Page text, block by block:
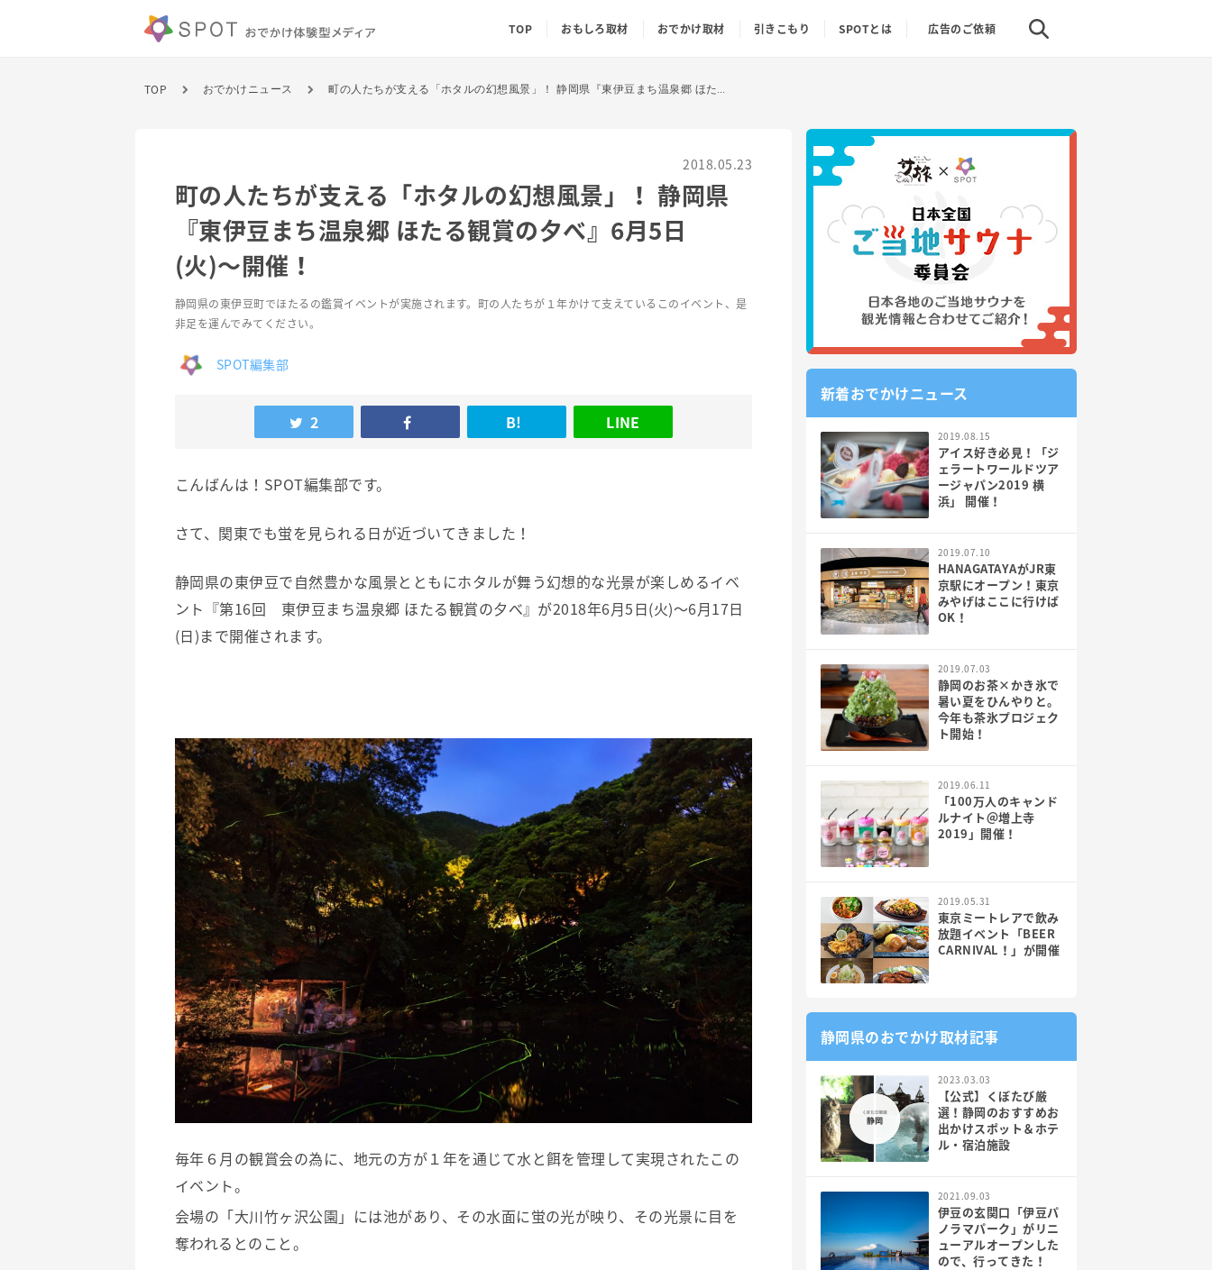
TOP おもしろ取材 おでかけ取材 引きこもり SPOTとは 広告のご依頼
TOP おでかけニュース
2018.05.23
町の人たちが支える「ホタルの幻想風景」！ 静岡県
『東伊豆まち温泉郷 ほたる観賞の夕べ』6月5日
(火)〜開催！
静岡県の東伊豆町でほたるの鑑賞イベントが実施されます。町の人たちが１年かけて支えているこのイベント、是
非足を運んでみてください。
SPOT編集部
2 B! LINE
こんばんは！SPOT編集部です。
さて、関東でも蛍を見られる日が近づいてきました！
静岡県の東伊豆で自然豊かな風景とともにホタルが舞う幻想的な光景が楽しめるイベ
ント『第16回 東伊豆まち温泉郷 ほたる観賞の夕べ』が2018年6月5日(火)～6月17日
(日)まで開催されます。
毎年６月の観賞会の為に、地元の方が１年を通じて水と餌を管理して実現されたこの
イベント。
会場の「大川竹ヶ沢公園」には池があり、その水面に蛍の光が映り、その光景に目を
奪われるとのこと。
新着おでかけニュース
2019.08.15
アイス好き必見！「ジ
ェラートワールドツア
ージャパン2019 横
浜」 開催！
2019.07.10
HANAGATAYAがJR東
京駅にオープン！東京
みやげはここに行けば
OK！
2019.07.03
静岡のお茶×かき氷で
暑い夏をひんやりと。
今年も茶氷プロジェク
ト開始！
2019.06.11
「100万人のキャンド
ルナイト＠増上寺
2019」開催！
2019.05.31
東京ミートレアで飲み
放題イベント「BEER
CARNIVAL！」が開催
静岡県のおでかけ取材記事
2023.03.03
【公式】くぼたび厳
選！静岡のおすすめお
出かけスポット＆ホテ
ル・宿泊施設
2021.09.03
伊豆の玄関口「伊豆パ
ノラマパーク」がリニ
ューアルオープンした
ので、行ってきた！